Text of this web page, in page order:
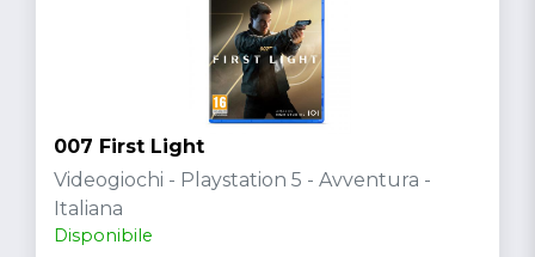
007 First Light
Videogiochi - Playstation 5 - Avventura -
Italiana
Disponibile